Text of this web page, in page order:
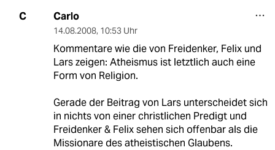
C Carlo
14.08.2008, 10:53 Uhr
Kommentare wie die von Freidenker, Felix und
Lars zeigen: Atheismus ist letztlich auch eine
Form von Religion.
Gerade der Beitrag von Lars unterscheidet sich
in nichts von einer christlichen Predigt und
Freidenker & Felix sehen sich offenbar als die
Missionare des atheistischen Glaubens.